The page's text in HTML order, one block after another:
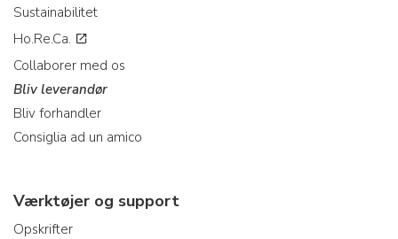
Sustainabilitet
Ho.Re.Ca.
Collaborer med os
Bliv leverandør
Bliv forhandler
Consiglia ad un amico
Værktøjer og support
Opskrifter